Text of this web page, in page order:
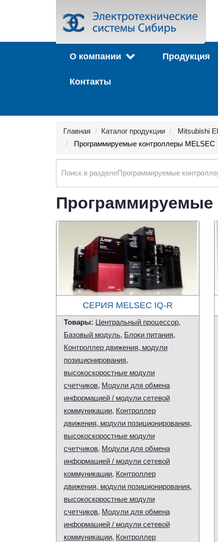
О компании Продукция
Контакты
Главная Каталог продукции
Mitsubishi
Программируемые контроллеры MELSEC
Программируемые
СЕРИЯ MELSEC IQ-R
Товары: Центральный процессор,
Базовый модуль, Блоки питания,
Контроллер движения, модули
позиционирования,
высокоскоростные модули
счетчиков, Модули для обмена
информацией / модули сетевой
коммуникации, Контроллер
движения, модули позиционирования,
высокоскоростные модули
счетчиков, Модули для обмена
информацией / модули сетевой
коммуникации, Контроллер
движения, модули позиционирования,
высокоскоростные модули
счетчиков, Модули для обмена
информацией / модули сетевой
коммуникации, Контроллер